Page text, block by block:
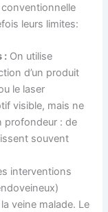
leurs limites:
: On utilise
d’un produit
le laser
visible, mais ne
profondeur : de
souvent
interventions
veine malade. Le